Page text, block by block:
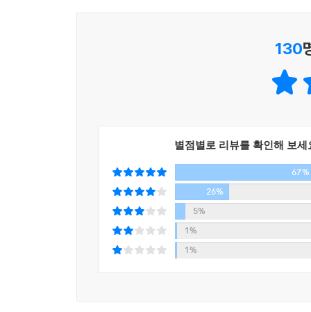
사람들은 대개 그럴싸한 기대를 가지고 한 해를
유머: 기존 에세이에서 쉽게 찾아볼 수 없는,
“맛없는 디저트를 먹기에 인생이 너무 짧잖아요.”
에세이스트 김영민이 독보적인 주목을 받는 이
없는 리듬감과 유머, 해학이 깃든 단단하며 유
신랄함을 일정 수준 이상 담는 건 금기처럼 여
일색이었다. 하지만 김영민 교수의 글은 그 장벽
130
별점별로 리뷰를 확인해 보세
67%
26%
5%
1%
1%